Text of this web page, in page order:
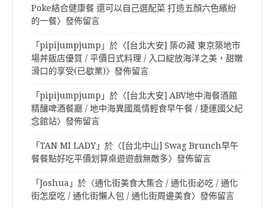
Poke結合健康餐 還可以自己選配菜 打造五顏六色繽紛
的一餐〉發佈留言
「pipijumpjump 」於〈 [台北大安] 築の藏 東京築地市
場丼飯店優質 / 平價日式料理 / 入口綻放海洋之美，甜嫩
滑口的享受(已歇業)〉發佈留言
「pipijumpjump 」於〈 [台北大安] ABV地中海餐酒館
精釀啤酒餐廳 / 地中海異國風情輕食早午餐 / 捷運國父紀
念館站〉發佈留言
「TAN MI LADY」於〈 [台北中山] Swag Brunch早午
餐餐點好吃平價划算桌遊遊戲無敵多〉發佈留言
「Joshua 」於〈通化街美食大集合 / 通化街必吃 / 通化
街怎麼吃 / 通化街懶人包 / 通化街周邊美食〉發佈留言